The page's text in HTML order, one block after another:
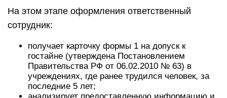
На этом этапе оформления ответственный
сотрудник:
получает карточку формы 1 на допуск к
гостайне (утверждена Постановлением
Правительства РФ от 06.02.2010 № 63) в
учреждениях, где ранее трудился человек, за
последние 5 лет;